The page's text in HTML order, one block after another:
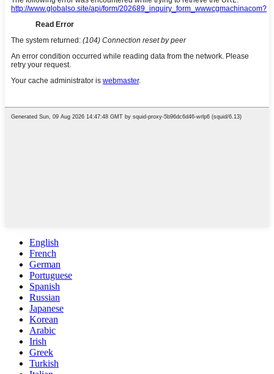
English
French
German
Portuguese
Spanish
Russian
Japanese
Korean
Arabic
Irish
Greek
Turkish